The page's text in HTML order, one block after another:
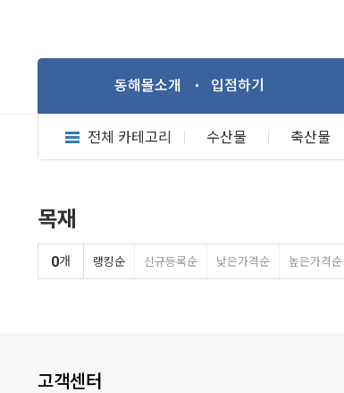
동해몰소개 입점하기
전체 카테고리 수산물 축산물
목재
0개 랭킹순 신규등록순 낮은가격순 높은가격순
고객센터